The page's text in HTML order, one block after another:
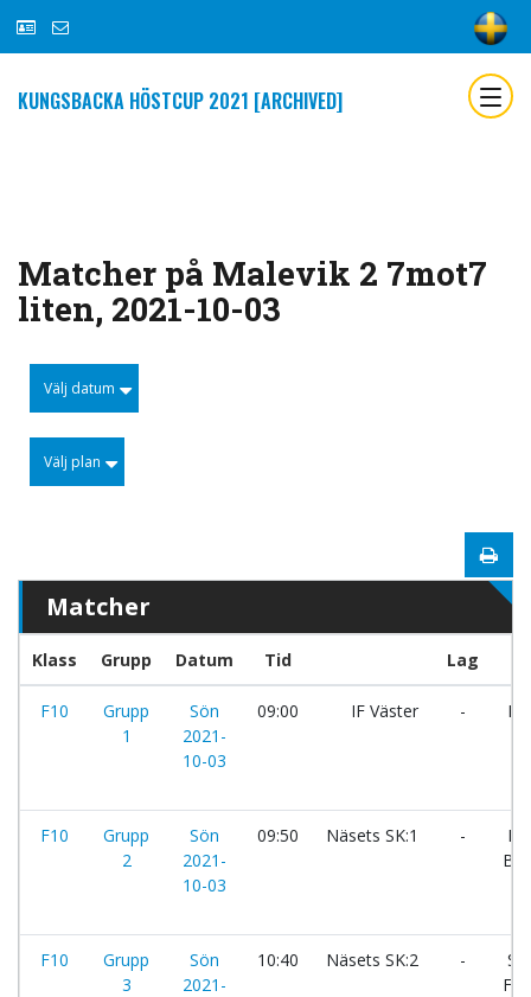
KUNGSBACKA HÖSTCUP 2021 [ARCHIVED]
Matcher på Malevik 2 7mot7
liten, 2021-10-03
Välj datum
Välj plan
Matcher
Klass Grupp Datum Tid Lag
F10
Grupp
1
Sön
2021-
10-03
09:00 IF Väster -
F10
Grupp
2
Sön
2021-
10-03
09:50 Näsets SK:1 -
BK
F10
Grupp
3
Sön
2021-
10:40 Näsets SK:2 -
F11